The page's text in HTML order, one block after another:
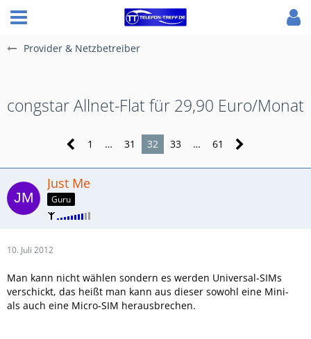
Provider & Netzbetreiber
congstar Allnet-Flat für 29,90 Euro/Monat
1 … 31 32 33 … 61
Just Me
Guru
10. Juli 2012
Man kann nicht wählen sondern es werden Universal-SIMs
verschickt, das heißt man kann aus dieser sowohl eine Mini-
als auch eine Micro-SIM herausbrechen.